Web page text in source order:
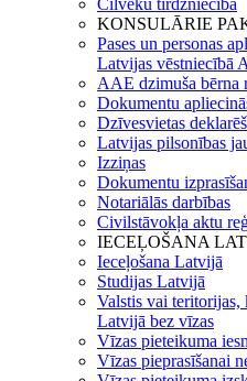
Cilvēku tirdzniecība
KONSULĀRIE
Pases un personas
Latvijas vēstniecībā
AAE dzimuša bērna
Dokumentu
Dzīvesvietas
Latvijas pilsonības
Izziņas
Dokumentu
Notariālās darbības
Civilstāvokļa aktu
IECEĻOŠANA
Ieceļošana Latvijā
Studijas Latvijā
Valstis vai teritorijas,
Latvijā bez vīzas
Vīzas pieteikuma
Vīzas pieprasīšanai